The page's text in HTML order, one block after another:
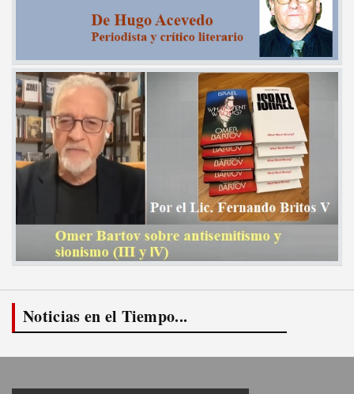
Noticias en el Tiempo...